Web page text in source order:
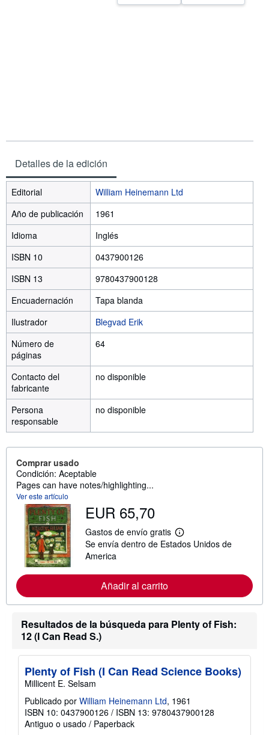
Detalles de la edición
Editorial
William Heinemann Ltd
Año de publicación
1961
Idioma
Inglés
ISBN 10
0437900126
ISBN 13
9780437900128
Encuadernación
Tapa blanda
Ilustrador
Blegvad Erik
Número de
páginas
64
Contacto del
fabricante
no disponible
Persona
responsable
no disponible
Comprar usado
Condición: Aceptable
Pages can have notes/highlighting...
Ver este artículo
EUR 65,70
Gastos de envío gratis
M
á
r
m
c
n
o
e
l
a
Se envía dentro de Estados Unidos de
America
Añadir al carrito
Resultados de la búsqueda para Plenty of Fish:
12 (I Can Read S.)
Plenty of Fish (I Can Read Science Books)
Millicent E. Selsam
Publicado por William Heinemann Ltd, 1961
ISBN 10: 0437900126 / ISBN 13: 9780437900128
Antiguo o usado / Paperback